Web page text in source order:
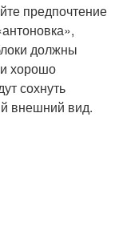
предпочтение
должны
хорошо
сохнуть
внешний вид.